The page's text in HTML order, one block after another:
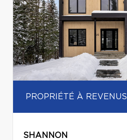
PROPRIÉTÉ À REVENUS
SHANNON